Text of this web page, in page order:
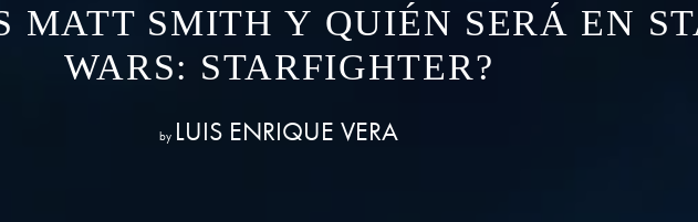
MATT SMITH Y QUIÉN SERÁ EN
WARS: STARFIGHTER?
by LUIS ENRIQUE VERA